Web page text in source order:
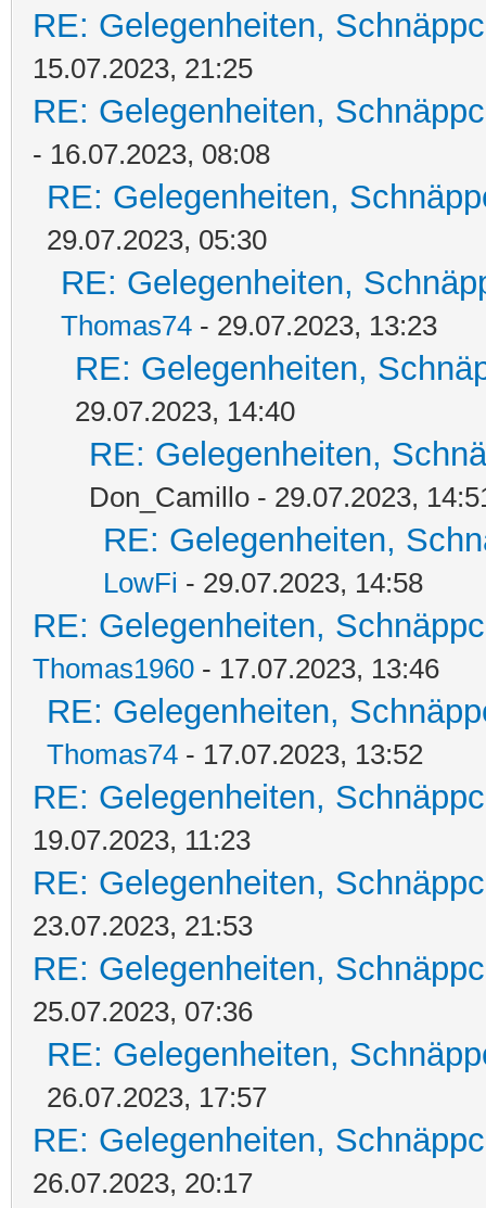
RE: Gelegenheiten,
15.07.2023, 21:25
RE: Gelegenheiten,
- 16.07.2023, 08:08
RE: Gelegenheiten,
29.07.2023, 05:30
RE: Gelegenheiten,
Thomas74 - 29.07.2023, 13:23
RE: Gelegenheiten,
29.07.2023, 14:40
RE: Gelegenheiten,
Don_Camillo - 29.07.2023,
RE: Gelegenheiten,
LowFi - 29.07.2023, 14:58
RE: Gelegenheiten,
Thomas1960 - 17.07.2023, 13:46
RE: Gelegenheiten,
Thomas74 - 17.07.2023, 13:52
RE: Gelegenheiten,
19.07.2023, 11:23
RE: Gelegenheiten,
23.07.2023, 21:53
RE: Gelegenheiten,
25.07.2023, 07:36
RE: Gelegenheiten,
26.07.2023, 17:57
RE: Gelegenheiten,
26.07.2023, 20:17